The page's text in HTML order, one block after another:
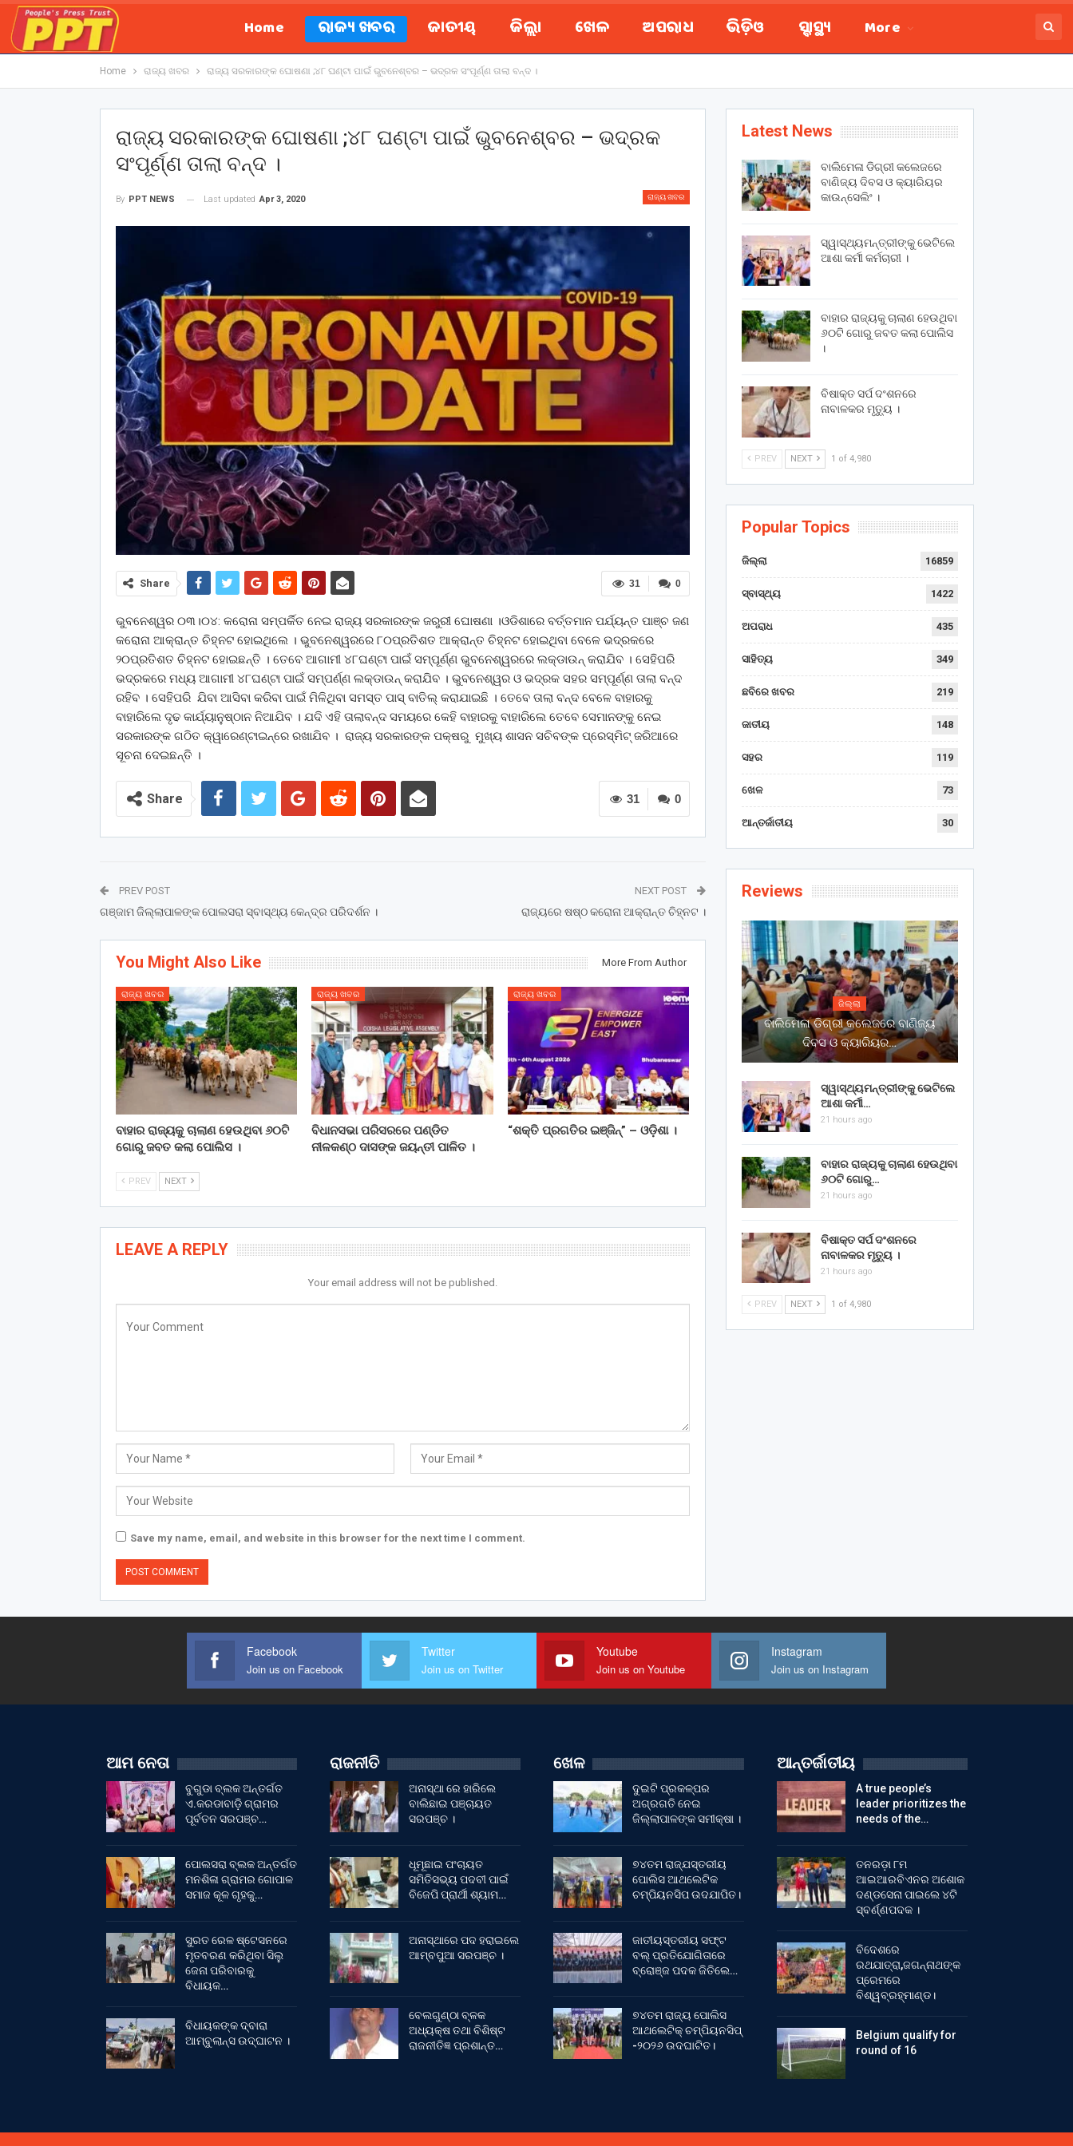
Home ରାଜ୍ୟ ଖବର ଜାତୀୟ ଜିଲ୍ଲା ଖେଳ ଅପରାଧ ଭିଡ଼ିଓ ସ୍ବାସ୍ଥ୍ୟ More
Home ରାଜ୍ୟ ଖବର ରାଜ୍ୟ ସରକାରଙ୍କ ଘୋଷଣା ;୪୮ ଘଣ୍ଟା ପାଇଁ ଭୁବନେଶ୍ବର – ଭଦ୍ରକ ସଂପୂର୍ଣ୍ଣ ତାଲା ବନ୍ଦ ।
ରାଜ୍ୟ ସରକାରଙ୍କ ଘୋଷଣା ;୪୮ ଘଣ୍ଟା ପାଇଁ ଭୁବନେଶ୍ବର – ଭଦ୍ରକ
ସଂପୂର୍ଣ୍ଣ ତାଲା ବନ୍ଦ ।
ରାଜ୍ୟ ଖବର
By PPT NEWS Last updated Apr 3, 2020
0
31
Share
ଭୁବନେଶ୍ୱର ୦୩।୦୪: କରୋନା ସମ୍ପର୍କିତ ନେଇ ରାଜ୍ୟ ସରକାରଙ୍କ ଜରୁରୀ ଘୋଷଣା ।ଓଡିଶାରେ ବର୍ତ୍ତମାନ ପର୍ଯ୍ୟନ୍ତ ପାଞ୍ଚ ଜଣ
କରୋନା ଆକ୍ରାନ୍ତ ଚିହ୍ନଟ ହୋଇଥିଲେ । ଭୁବନେଶ୍ୱରରେ ୮୦ପ୍ରତିଶତ ଆକ୍ରାନ୍ତ ଚିହ୍ନଟ ହୋଇଥିବା ବେଳେ ଭଦ୍ରକରେ
୨୦ପ୍ରତିଶତ ଚିହ୍ନଟ ହୋଇଛନ୍ତି । ତେବେ ଆଗାମୀ ୪୮ଘଣ୍ଟା ପାଇଁ ସମ୍ପୂର୍ଣ୍ଣ ଭୁବନେଶ୍ୱରରେ ଲକ୍‌ଡାଉନ୍‌ କରାଯିବ । ସେହିପରି
ଭଦ୍ରକରେ ମଧ୍ୟ ଆଗାମୀ ୪୮ଘଣ୍ଟା ପାଇଁ ସମ୍ପର୍ଣ୍ଣ ଲକ୍‌ଡାଉନ୍‌ କରାଯିବ । ଭୁବନେଶ୍ୱର ଓ ଭଦ୍ରକ ସହର ସମ୍ପୂର୍ଣ୍ଣ ତାଲା ବନ୍ଦ
ରହିବ । ସେହିପରି ଯିବା ଆସିବା କରିବା ପାଇଁ ମିଳିଥିବା ସମସ୍ତ ପାସ୍‌ ବାତିଲ୍‌ କରାଯାଇଛି । ତେବେ ତାଲା ବନ୍ଦ ବେଳେ ବାହାରକୁ
ବାହାରିଲେ ଦୃଢ କାର୍ଯ୍ୟାନୁଷ୍ଠାନ ନିଆଯିବ । ଯଦି ଏହି ତାଲାବନ୍ଦ ସମୟରେ କେହି ବାହାରକୁ ବାହାରିଲେ ତେବେ ସେମାନଙ୍କୁ ନେଇ
ସରକାରଙ୍କ ଗଠିତ କ୍ୱାରେଣ୍ଟାଇନ୍‌ରେ ରଖାଯିବ । ରାଜ୍ୟ ସରକାରଙ୍କ ପକ୍ଷରୁ ମୁଖ୍ୟ ଶାସନ ସଚିବଙ୍କ ପ୍ରେସ୍‌ମିଟ୍‌ ଜରିଆରେ
ସୂଚନା ଦେଇଛନ୍ତି ।
0
31
Share
PREV POST
ଗଞ୍ଜାମ ଜିଲ୍ଲାପାଳଙ୍କ ପୋଲସରା ସ୍ବାସ୍ଥ୍ୟ କେନ୍ଦ୍ର ପରିଦର୍ଶନ ।
NEXT POST
ରାଜ୍ୟରେ ଷଷ୍ଠ କରୋନା ଆକ୍ରାନ୍ତ ଚିହ୍ନଟ ।
You Might Also Like More From Author
ରାଜ୍ୟ ଖବର
ବାହାର ରାଜ୍ୟକୁ ଚାଲାଣ ହେଉଥିବା ୬୦ଟି
ଗୋରୁ ଜବତ କଲା ପୋଲିସ ।
ରାଜ୍ୟ ଖବର
ବିଧାନସଭା ପରିସରରେ ପଣ୍ଡିତ
ନୀଳକଣ୍ଠ ଦାସଙ୍କ ଜୟନ୍ତୀ ପାଳିତ ।
ରାଜ୍ୟ ଖବର
“ଶକ୍ତି ପ୍ରଗତିର ଇଞ୍ଜିନ୍” – ଓଡ଼ିଶା ।
PREV NEXT
LEAVE A REPLY
Your email address will not be published.
Save my name, email, and website in this browser for the next time I comment.
Latest News
ବାଲିମେଳା ଡିଗ୍ରୀ କଲେଜରେ
ବାଣିଜ୍ୟ ଦିବସ ଓ କ୍ୟାରିୟର
କାଉନ୍ସେଲିଂ ।
ସ୍ୱାସ୍ଥ୍ୟମନ୍ତ୍ରୀଙ୍କୁ ଭେଟିଲେ
ଆଶା କର୍ମୀ କର୍ମଚାରୀ ।
ବାହାର ରାଜ୍ୟକୁ ଚାଲାଣ ହେଉଥିବା
୬୦ଟି ଗୋରୁ ଜବତ କଲା ପୋଲିସ
।
ବିଷାକ୍ତ ସର୍ପ ଦଂଶନରେ
ନାବାଳକର ମୃତ୍ୟୁ ।
PREV NEXT 1 of 4,980
Popular Topics
ଜିଲ୍ଲା 16859
ସ୍ବାସ୍ଥ୍ୟ 1422
ଅପରାଧ 435
ସାହିତ୍ୟ 349
ଛବିରେ ଖବର 219
ଜାତୀୟ 148
ସହର 119
ଖେଳ 73
ଆନ୍ତର୍ଜାତୀୟ 30
Reviews
ଜିଲ୍ଲା
ବାଲିମେଳା ଡିଗ୍ରୀ କଲେଜରେ ବାଣିଜ୍ୟ
ଦିବସ ଓ କ୍ୟାରିୟର…
ସ୍ୱାସ୍ଥ୍ୟମନ୍ତ୍ରୀଙ୍କୁ ଭେଟିଲେ
ଆଶା କର୍ମୀ…
21 hours ago
ବାହାର ରାଜ୍ୟକୁ ଚାଲାଣ ହେଉଥିବା
୬୦ଟି ଗୋରୁ…
21 hours ago
ବିଷାକ୍ତ ସର୍ପ ଦଂଶନରେ
ନାବାଳକର ମୃତ୍ୟୁ ।
21 hours ago
PREV NEXT 1 of 4,980
Facebook
Join us on Facebook
Twitter
Join us on Twitter
Youtube
Join us on Youtube
Instagram
Join us on Instagram
ଆମ ନେତା
ବୁଗୁଡା ବ୍ଲକ ଅନ୍ତର୍ଗତ
ଏ.କରଡାବାଡ଼ି ଗ୍ରାମର
ପୂର୍ବତନ ସରପଞ୍ଚ…
ପୋଲସରା ବ୍ଲକ ଅନ୍ତର୍ଗତ
ମନଶିଳା ଗ୍ରାମର ଗୋପାଳ
ସମାଜ କୂଳ ଗୃହକୁ…
ସୁରତ ରେଳ ଷ୍ଟେସନରେ
ମୃତବରଣ କରିଥିବା ସିଲୁ
ଜେନା ପରିବାରକୁ
ବିଧାୟକ…
ବିଧାୟକଙ୍କ ଦ୍ବାରା
ଆମ୍ବୁଲାନ୍ସ ଉଦ୍‌ଘାଟନ ।
ରାଜନୀତି
ଅନାସ୍ଥା ରେ ହାରିଲେ
ବାଲିଛାଇ ପଞ୍ଚାୟତ
ସରପଞ୍ଚ ।
ଧୂମୂଛାଇ ପଂଚାୟତ
ସମିତିସଭ୍ୟ ପଦବୀ ପାଇଁ
ବିଜେପି ପ୍ରାର୍ଥୀ ଶ୍ୟାମ…
ଅନାସ୍ଥାରେ ପଦ ହରାଇଲେ
ଆମ୍ବପୁଆ ସରପଞ୍ଚ ।
ବେଲଗୁଣ୍ଠା ବ୍ଳକ
ଅଧ୍ୟକ୍ଷ ତଥା ବିଶିଷ୍ଟ
ରାଜନୀତିଜ୍ଞ ପ୍ରଶାନ୍ତ…
ଖେଳ
ଦୁଇଟି ପ୍ରକଳ୍ପର
ଅଗ୍ରଗତି ନେଇ
ଜିଲ୍ଲାପାଳଙ୍କ ସମୀକ୍ଷା ।
୭୪ତମ ରାଜ୍ଯସ୍ତରୀୟ
ପୋଲିସ ଆଥଲେଟିକ
ଚମ୍ପିୟନସିପ ଉଦଯାପିତ।
ଜାତୀୟସ୍ତରୀୟ ସଫ୍ଟ
ବଲ୍ ପ୍ରତିଯୋଗିତାରେ
ବ୍ରୋଞ୍ଜ ପଦକ ଜିତିଲେ…
୭୪ତମ ରାଜ୍ୟ ପୋଲିସ
ଆଥଲେଟିକ୍ ଚମ୍ପିୟନସିପ୍
-୨୦୨୬ ଉଦଘାଟିତ।
ଆନ୍ତର୍ଜାତୀୟ
A true people’s
leader prioritizes the
needs of the…
ତନରଡ଼ା ୮ମ
ଆଇଆରବିଏନର ଅଶୋକ
ଦଣ୍ଡସେନା ପାଇଲେ ୪ଟି
ସ୍ବର୍ଣ୍ଣପଦକ ।
ବିଦେଶରେ
ରଥଯାତ୍ରା,ଜଗନ୍ନାଥଙ୍କ
ପ୍ରେମରେ
ବିଶ୍ୱବ୍ରହ୍ମାଣ୍ଡ।
Belgium qualify for
round of 16